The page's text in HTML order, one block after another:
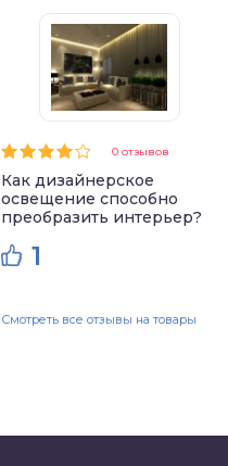
0 отзывов
Как дизайнерское
освещение способно
преобразить интерьер?
1
Смотреть все отзывы на товары